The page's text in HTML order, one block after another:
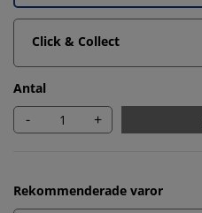
Click & Collect
Antal
- +
Rekommenderade varor